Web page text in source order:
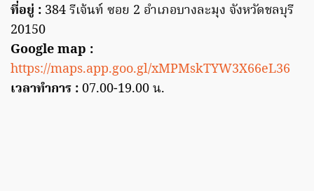
ที่อยู่ : 384 รีเจ้นท์ ซอย 2 อำเภอบางละมุง จังหวัดชลบุรี
20150
Google map :
https://maps.app.goo.gl/xMPMskTYW3X66eL36
เวลาทำการ :07.00-19.00 น.